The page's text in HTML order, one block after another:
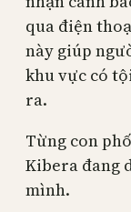
qua điện
này giúp
khu vực có
ra.
Từng con
Kibera đang
mình.